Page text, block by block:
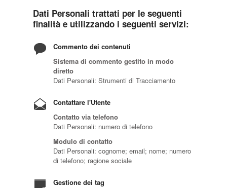
Dati Personali trattati per le seguenti
finalità e utilizzando i seguenti servizi:
Commento dei contenuti
Sistema di commento gestito in modo
diretto
Dati Personali: Strumenti di Tracciamento
Contattare l'Utente
Contatto via telefono
Dati Personali: numero di telefono
Modulo di contatto
Dati Personali: cognome; email; nome; numero
di telefono; ragione sociale
Gestione dei tag